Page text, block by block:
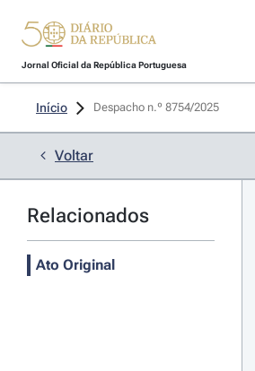
Jornal Oficial da República Portuguesa
Início Despacho n.º 8754/2025
Voltar
Relacionados
Ato Original